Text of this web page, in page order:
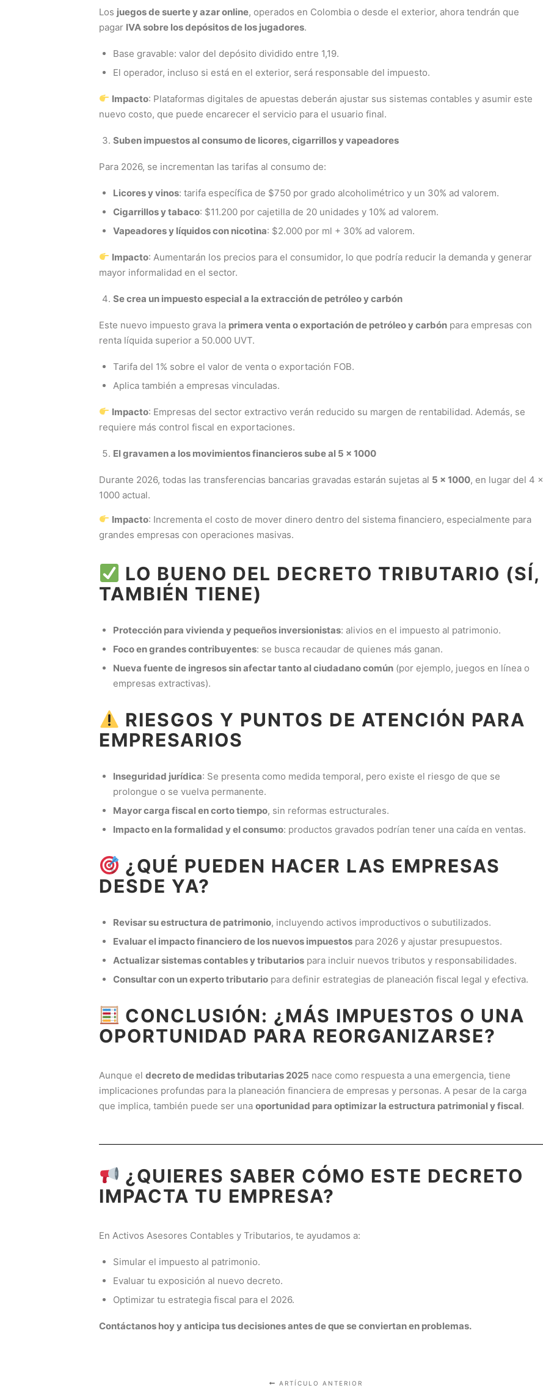
Los juegos de suerte y azar online, operados en Colombia o desde el exterior, ahora tendrán que
pagar IVA sobre los depósitos de los jugadores.
Base gravable: valor del depósito dividido entre 1,19.
El operador, incluso si está en el exterior, será responsable del impuesto.
Impacto: Plataformas digitales de apuestas deberán ajustar sus sistemas contables y asumir este
nuevo costo, que puede encarecer el servicio para el usuario final.
Suben impuestos al consumo de licores, cigarrillos y vapeadores
Para 2026, se incrementan las tarifas al consumo de:
Licores y vinos: tarifa específica de $750 por grado alcoholimétrico y un 30% ad valorem.
Cigarrillos y tabaco: $11.200 por cajetilla de 20 unidades y 10% ad valorem.
Vapeadores y líquidos con nicotina: $2.000 por ml + 30% ad valorem.
Impacto: Aumentarán los precios para el consumidor, lo que podría reducir la demanda y generar
mayor informalidad en el sector.
Se crea un impuesto especial a la extracción de petróleo y carbón
Este nuevo impuesto grava la primera venta o exportación de petróleo y carbón para empresas con
renta líquida superior a 50.000 UVT.
Tarifa del 1% sobre el valor de venta o exportación FOB.
Aplica también a empresas vinculadas.
Impacto: Empresas del sector extractivo verán reducido su margen de rentabilidad. Además, se
requiere más control fiscal en exportaciones.
El gravamen a los movimientos financieros sube al 5 x 1000
Durante 2026, todas las transferencias bancarias gravadas estarán sujetas al 5 x 1000, en lugar del 4 x
1000 actual.
Impacto: Incrementa el costo de mover dinero dentro del sistema financiero, especialmente para
grandes empresas con operaciones masivas.
LO BUENO DEL DECRETO TRIBUTARIO (SÍ,
TAMBIÉN TIENE)
Protección para vivienda y pequeños inversionistas: alivios en el impuesto al patrimonio.
Foco en grandes contribuyentes: se busca recaudar de quienes más ganan.
Nueva fuente de ingresos sin afectar tanto al ciudadano común(por ejemplo, juegos en línea o
empresas extractivas).
RIESGOS Y PUNTOS DE ATENCIÓN PARA
EMPRESARIOS
Inseguridad jurídica: Se presenta como medida temporal, pero existe el riesgo de que se
prolongue o se vuelva permanente.
Mayor carga fiscal en corto tiempo, sin reformas estructurales.
Impacto en la formalidad y el consumo: productos gravados podrían tener una caída en ventas.
¿QUÉ PUEDEN HACER LAS EMPRESAS
DESDE YA?
Revisar su estructura de patrimonio, incluyendo activos improductivos o subutilizados.
Evaluar el impacto financiero de los nuevos impuestospara 2026 y ajustar presupuestos.
Actualizar sistemas contables y tributariospara incluir nuevos tributos y responsabilidades.
Consultar con un experto tributariopara definir estrategias de planeación fiscal legal y efectiva.
CONCLUSIÓN: ¿MÁS IMPUESTOS O UNA
OPORTUNIDAD PARA REORGANIZARSE?
Aunque el decreto de medidas tributarias 2025 nace como respuesta a una emergencia, tiene
implicaciones profundas para la planeación financiera de empresas y personas. A pesar de la carga
que implica, también puede ser una oportunidad para optimizar la estructura patrimonial y fiscal.
¿QUIERES SABER CÓMO ESTE DECRETO
IMPACTA TU EMPRESA?
En Activos Asesores Contables y Tributarios, te ayudamos a:
Simular el impuesto al patrimonio.
Evaluar tu exposición al nuevo decreto.
Optimizar tu estrategia fiscal para el 2026.
Contáctanos hoy y anticipa tus decisiones antes de que se conviertan en problemas.
ARTÍCULO ANTERIOR